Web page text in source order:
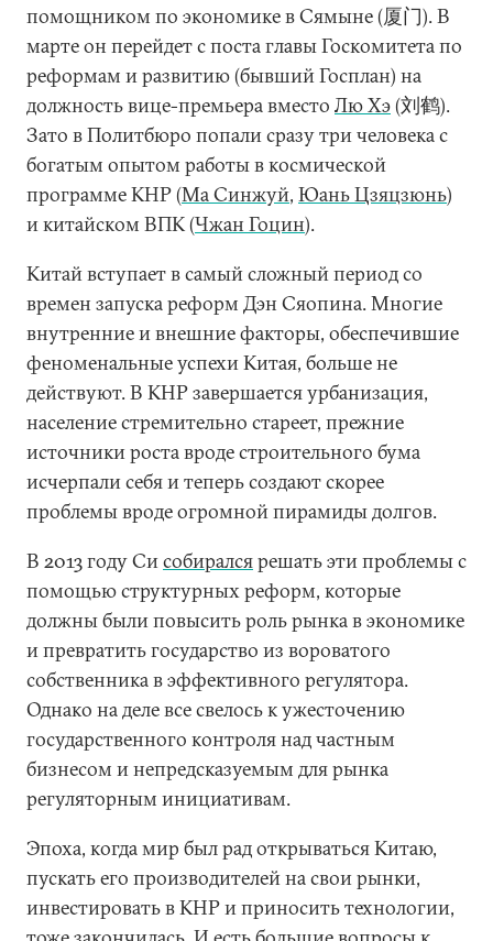
помощником по экономике в Сямыне (厦门). В
марте он перейдет с поста главы Госкомитета по
реформам и развитию (бывший Госплан) на
должность вице-премьера вместо Лю Хэ(刘鹤).
Зато в Политбюро попали сразу три человека с
богатым опытом работы в космической
программе КНР (Ма Синжуй, Юань Цзяцзюнь)
и китайском ВПК (Чжан Гоцин).
Китай вступает в самый сложный период со
времен запуска реформ Дэн Сяопина. Многие
внутренние и внешние факторы, обеспечившие
феноменальные успехи Китая, больше не
действуют. В КНР завершается урбанизация,
население стремительно стареет, прежние
источники роста вроде строительного бума
исчерпали себя и теперь создают скорее
проблемы вроде огромной пирамиды долгов.
В 2013 году Сисобиралсярешать эти проблемы с
помощью структурных реформ, которые
должны были повысить роль рынка в экономике
и превратить государство из вороватого
собственника в эффективного регулятора.
Однако на деле все свелось к ужесточению
государственного контроля над частным
бизнесом и непредсказуемым для рынка
регуляторным инициативам.
Эпоха, когда мир был рад открываться Китаю,
пускать его производителей на свои рынки,
инвестировать в КНР и приносить технологии,